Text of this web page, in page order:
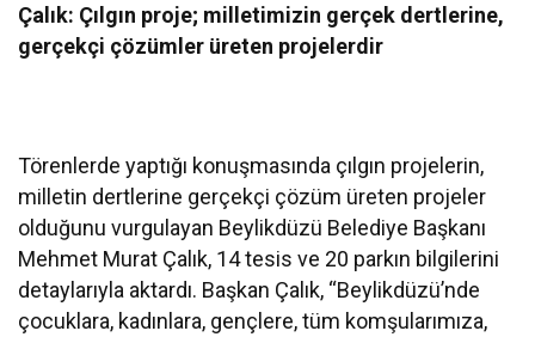
Çalık: Çılgın proje; milletimizin gerçek dertlerine,
gerçekçi çözümler üreten projelerdir
Törenlerde yaptığı konuşmasında çılgın projelerin,
milletin dertlerine gerçekçi çözüm üreten projeler
olduğunu vurgulayan Beylikdüzü Belediye Başkanı
Mehmet Murat Çalık, 14 tesis ve 20 parkın bilgilerini
detaylarıyla aktardı. Başkan Çalık, “Beylikdüzü’nde
çocuklara, kadınlara, gençlere, tüm komşularımıza,